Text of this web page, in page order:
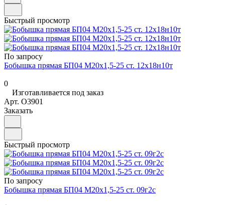
Быстрый просмотр
По запросу
Бобышка прямая БП04 М20х1,5-25 ст. 12х18н10т
0
Изготавливается под заказ
Арт. O3901
Заказать
Быстрый просмотр
По запросу
Бобышка прямая БП04 М20х1,5-25 ст. 09г2с